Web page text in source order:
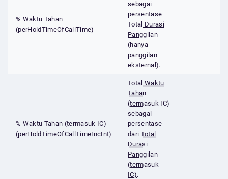
% Waktu Tahan
(perHoldTimeOfCallTime)
sebagai
persentase
Total Durasi
Panggilan
(hanya
panggilan
eksternal).
% Waktu Tahan (termasuk IC)
(perHoldTimeOfCallTimeIncInt)
Total Waktu
Tahan
(termasuk IC)
sebagai
persentase
dari Total
Durasi
Panggilan
(termasuk
IC).